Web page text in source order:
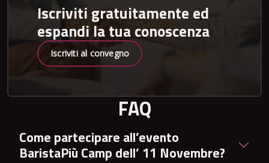
Iscriviti gratuitamente ed
espandi la tua conoscenza
Iscriviti al convegno
FAQ
Come partecipare all’evento
BaristaPiù Camp dell’ 11 Novembre?